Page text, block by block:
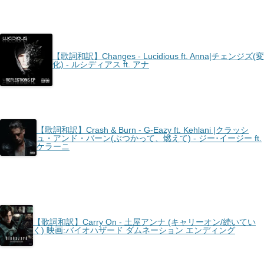
【歌詞和訳】Changes - Lucidious ft. Anna|チェンジズ(変
化) - ルシディアス ft. アナ
【歌詞和訳】Crash & Burn - G-Eazy ft. Kehlani |クラッシ
ュ・アンド・バーン(ぶつかって、燃えて) - ジー･イージー ft.
ケラーニ
【歌詞和訳】Carry On - 土屋アンナ (キャリーオン/続いてい
く) 映画:バイオハザード ダムネーション エンディング